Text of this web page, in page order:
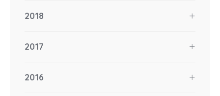
2018
2017
2016